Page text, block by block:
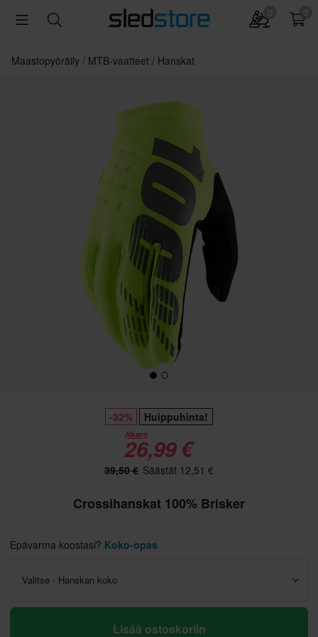
Maastopyöräily MTB-vaatteet Hanskat
-32% Huippuhinta!
Alkaen
26,99 €
39,50 € Säästät 12,51 €
Crossihanskat 100% Brisker
Epävarma koostasi? Koko-opas
Valitse - Hanskan koko
Lisää ostoskoriin